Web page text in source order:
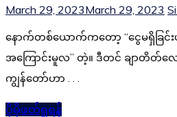
March 29, 2023March 29, 2023
နောက်တစ်ယောက်ကတော့ “ငွေမရှိခြင်း
အကြောင်းမူလ” တဲ့။ ဒီတင် ချာတိတ်
ကျွန်တော်ဟာ . . .
ပိုမိုဖတ်ရှုရန်